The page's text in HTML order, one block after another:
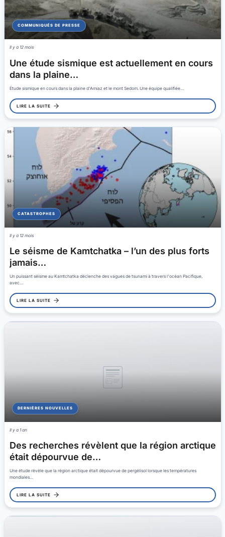
COMMUNIQUÉS DE PRESSE
Il y a 12 mois
Une étude sismique est actuellement en cours
dans la plaine…
Étude sismique en cours dans la plaine d'Amiaz et le mont Sedom. Une équipe qualifiée…
LIRE LA SUITE
CATASTROPHES
Il y a 12 mois
Le séisme de Kamtchatka – l’un des plus forts
jamais…
Un puissant séisme au Kamtchatka déclenche des vagues de tsunami à travers l'océan Pacifique,
avec…
LIRE LA SUITE
DERNIÈRES NOUVELLES
Il y a 1 an
Des recherches révèlent que la région arctique
était dépourvue de…
Une étude révèle que la région arctique était dépourvue de pergélisol lorsque les températures
mondiales…
LIRE LA SUITE